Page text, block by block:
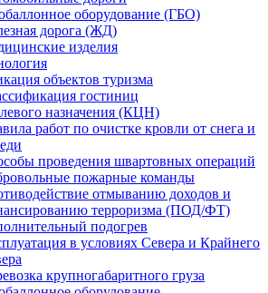
оборудование (ГБО)
дорога (ЖД)
изделия
объектов туризма
гостиниц
назначения (КЦН)
работ по очистке кровли от снега и
проведения швартовных операций
пожарные команды
отмыванию доходов и
терроризма (ПОД/ФТ)
подогрев
в условиях Севера и Крайнего
крупногабаритного груза